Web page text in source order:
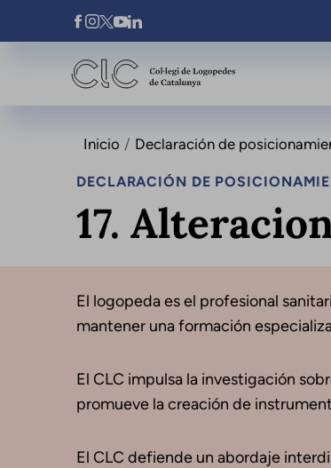
Pasar al contenido principal
Xarxes Socials
Inicio Declaración de
DECLARACIÓN DE
17.
El logopeda es el profesional
mantener una formación
El CLC impulsa la investigación
promueve la creación de
El CLC defiende un abordaje